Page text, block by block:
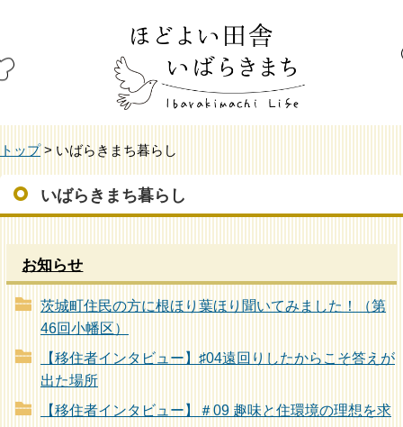
トップ> いばらきまち暮らし
いばらきまち暮らし
お知らせ
茨城町住民の方に根ほり葉ほり聞いてみました！（第
46回小幡区）
【移住者インタビュー】♯04遠回りしたからこそ答えが
出た場所
【移住者インタビュー】＃09 趣味と住環境の理想を求